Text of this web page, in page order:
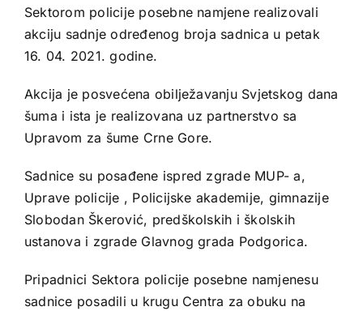
Sektorom policije posebne namjene realizovali
akciju sadnje određenog broja sadnica u petak
16. 04. 2021. godine.
Akcija je posvećena obilježavanju Svjetskog dana
šuma i ista je realizovana uz partnerstvo sa
Upravom za šume Crne Gore.
Sadnice su posađene ispred zgrade MUP- a,
Uprave policije , Policijske akademije, gimnazije
Slobodan Škerović, predškolskih i školskih
ustanova i zgrade Glavnog grada Podgorica.
Pripadnici Sektora policije posebne namjenesu
sadnice posadili u krugu Centra za obuku na